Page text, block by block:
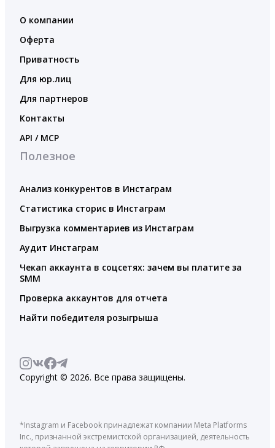
О компании
Оферта
Приватность
Для юр.лиц
Для партнеров
Контакты
API / MCP
Полезное
Анализ конкурентов в Инстаграм
Статистика сторис в Инстаграм
Выгрузка комментариев из Инстаграм
Аудит Инстаграм
Чекап аккаунта в соцсетях: зачем вы платите за
SMM
Проверка аккаунтов для отчета
Найти победителя розыгрыша
Copyright © 2026. Все права защищены.
*Instagram и Facebook принадлежат компании Meta Platforms
Inc., признанной экстремистской организацией, деятельность